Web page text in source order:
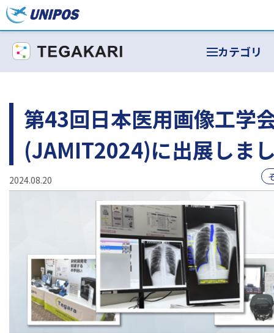
カテゴリ
第43回日本医用画像工学
(JAMIT2024)に出展しま
2024.08.20